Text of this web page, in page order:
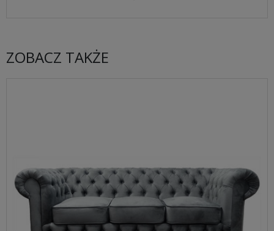
ZOBACZ TAKŻE